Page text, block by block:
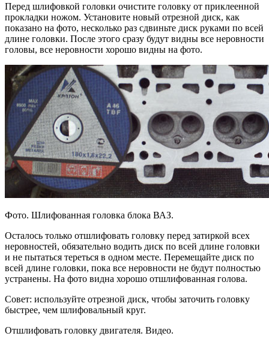
Перед шлифовкой головки очистите головку от приклеенной
прокладки ножом. Установите новый отрезной диск, как
показано на фото, несколько раз сдвиньте диск руками по всей
длине головки. После этого сразу будут видны все неровности
головы, все неровности хорошо видны на фото.
Фото. Шлифованная головка блока ВАЗ.
Осталось только отшлифовать головку перед затиркой всех
неровностей, обязательно водить диск по всей длине головки
и не пытаться тереться в одном месте. Перемещайте диск по
всей длине головки, пока все неровности не будут полностью
устранены. На фото видна хорошо отшлифованная голова.
Совет: используйте отрезной диск, чтобы заточить головку
быстрее, чем шлифовальный круг.
Отшлифовать головку двигателя. Видео.